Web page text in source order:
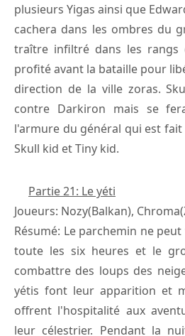
plusieurs Yigas ainsi que
cachera dans les ombres du
traître infiltré dans les rangs
profité avant la bataille pour
direction de la ville zoras.
contre Darkiron mais se
l'armure du général qui est
Skull kid et Tiny kid.
Partie 21: Le yéti
Joueurs: Nozy(Balkan),
Résumé: Le parchemin ne
toute les six heures et le
combattre des loups des
yétis font leur apparition et
offrent l'hospitalité aux
leur célestrier. Pendant la